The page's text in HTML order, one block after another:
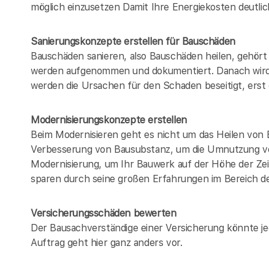
möglich einzusetzen Damit Ihre Energiekosten
Sanierungskonzepte erstellen für Bauschäden
Bauschäden sanieren, also Bauschäden heilen,
werden aufgenommen und dokumentiert. Danach
werden die Ursachen für den Schaden beseitigt,
Modernisierungskonzepte erstellen
Beim Modernisieren geht es nicht um das Heilen von
Verbesserung von Bausubstanz, um die Umnutzung
Modernisierung, um Ihr Bauwerk auf der Höhe der
sparen durch seine großen Erfahrungen im Bereich
Versicherungsschäden bewerten
Der Bausachverständige einer Versicherung könnte
Auftrag geht hier ganz anders vor.